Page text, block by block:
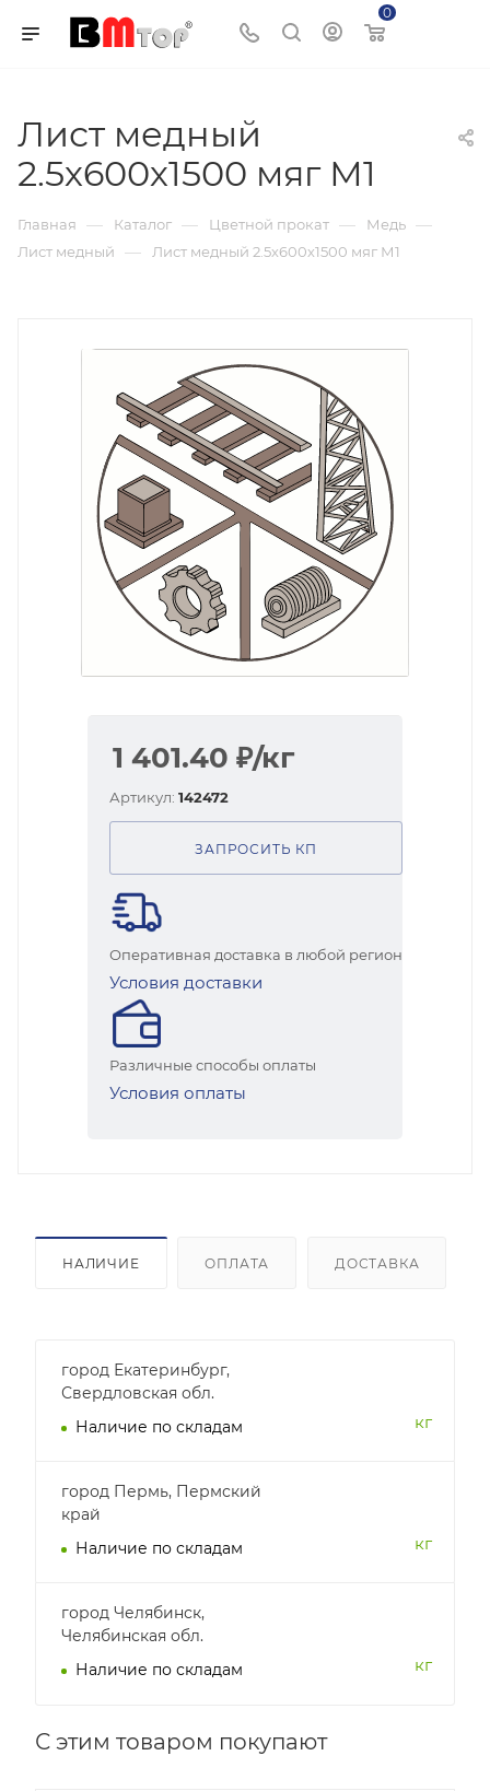
0
Лист медный
2.5х600х1500 мяг М1
Главная — Каталог — Цветной прокат — Медь —
Лист медный — Лист медный 2.5х600х1500 мяг М1
1 401.40 ₽/кг
Артикул: 142472
ЗАПРОСИТЬ КП
Оперативная доставка в любой регион
Условия доставки
Различные способы оплаты
Условия оплаты
НАЛИЧИЕ ОПЛАТА ДОСТАВКА
город Екатеринбург,
Свердловская обл.
Наличие по складам
кг
город Пермь, Пермский
край
Наличие по складам
кг
город Челябинск,
Челябинская обл.
Наличие по складам
кг
С этим товаром покупают